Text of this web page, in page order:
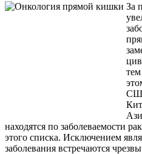
За
находятся по заболеваемости
этого списка. Исключением
заболевания встречаются